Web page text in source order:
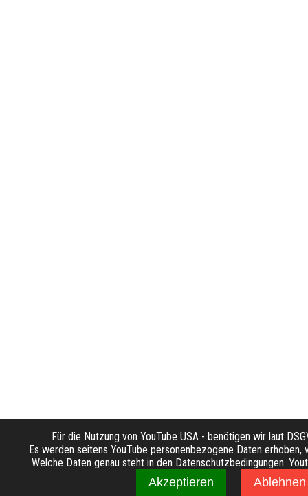
Für die Nutzung von YouTube USA - benötigen wir laut
Es werden seitens YouTube personenbezogene Daten
Welche Daten genau steht in den Datenschutzbedingungen.
Akzeptieren Ablehnen